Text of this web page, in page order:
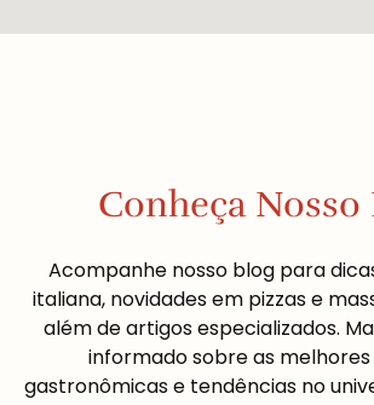
Conheça Nosso
Acompanhe nosso blog para
italiana, novidades em pizzas e
além de artigos especializados.
informado sobre as
gastronômicas e tendências no